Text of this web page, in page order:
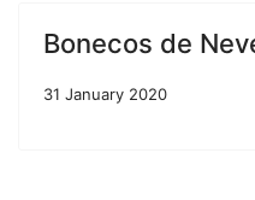
Bonecos de
31 January 2020